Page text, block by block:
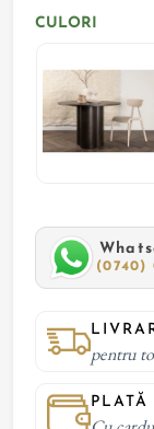
CULORI
(0740)
pentru